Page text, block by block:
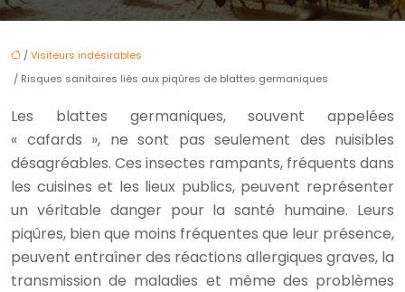
/Visiteurs indésirables
/ Risques sanitaires liés aux piqûres de blattes germaniques
Les blattes germaniques, souvent appelées
« cafards », ne sont pas seulement des nuisibles
désagréables. Ces insectes rampants, fréquents dans
les cuisines et les lieux publics, peuvent représenter
un véritable danger pour la santé humaine. Leurs
piqûres, bien que moins fréquentes que leur présence,
peuvent entraîner des réactions allergiques graves, la
transmission de maladies et même des problèmes